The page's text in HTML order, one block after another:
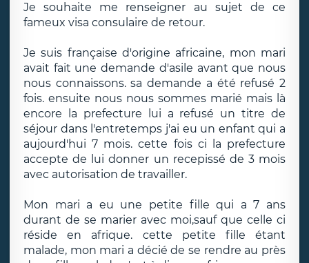
Je souhaite me renseigner au sujet de ce
fameux visa consulaire de retour.
Je suis française d'origine africaine, mon mari
avait fait une demande d'asile avant que nous
nous connaissons. sa demande a été refusé 2
fois. ensuite nous nous sommes marié mais là
encore la prefecture lui a refusé un titre de
séjour dans l'entretemps j'ai eu un enfant qui a
aujourd'hui 7 mois. cette fois ci la prefecture
accepte de lui donner un recepissé de 3 mois
avec autorisation de travailler.
Mon mari a eu une petite fille qui a 7 ans
durant de se marier avec moi,sauf que celle ci
réside en afrique. cette petite fille étant
malade, mon mari a décié de se rendre au près